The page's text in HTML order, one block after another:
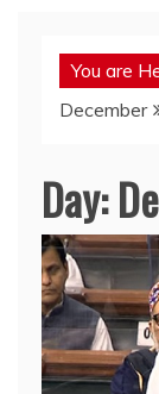
You are
December
Day: